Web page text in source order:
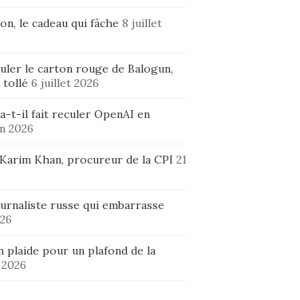
le cadeau qui fâche 8 juillet
le carton rouge de Balogun,
tollé 6 juillet 2026
a-t-il fait reculer OpenAI en
2026
Khan, procureur de la CPI 21
russe qui embarrasse
plaide pour un plafond de la